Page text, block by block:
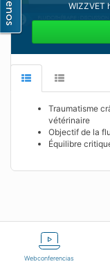
Webconferencias
WIZZVET
Traumatisme
vétérinaire
Objectif de la
Équilibre
Español